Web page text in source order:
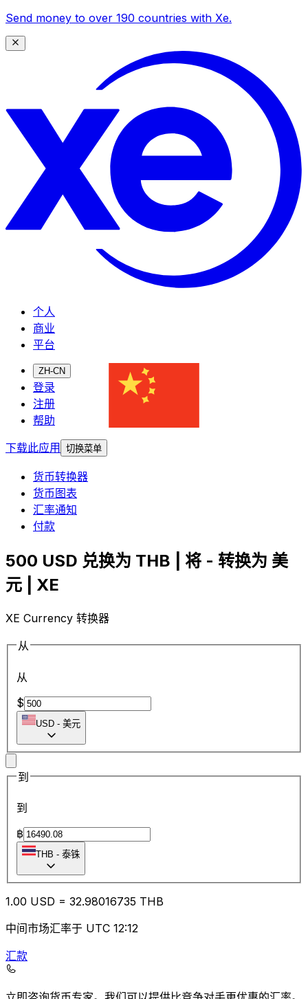
Send money to over 190 countries with Xe.
个人
商业
平台
ZH-CN
登录
注册
帮助
下载此应用
切换菜单
货币转换器
货币图表
汇率通知
付款
500 USD 兑换为 THB | 将 - 转换为 美
元 | XE
XE Currency 转换器
从
从
$
USD - 美元
到
到
฿
THB - 泰铢
1.00 USD = 32.98016735 THB
中间市场汇率于 UTC 12:12
汇款